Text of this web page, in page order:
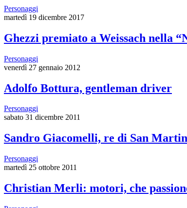
Personaggi
martedì 19 dicembre 2017
Ghezzi premiato a Weissach nella
Personaggi
venerdì 27 gennaio 2012
Adolfo Bottura, gentleman driver
Personaggi
sabato 31 dicembre 2011
Sandro Giacomelli, re di San
Personaggi
martedì 25 ottobre 2011
Christian Merli: motori, che